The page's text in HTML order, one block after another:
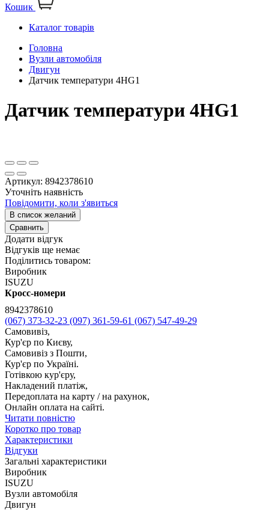
Кошик
Каталог товарів
Головна
Вузли автомобіля
Двигун
Датчик температури 4HG1
Датчик температури 4HG1
Артикул: 8942378610
Уточніть наявність
Повідомити, коли з'явиться
В список желаний
Сравнить
Додати відгук
Відгуків ще немає
Поділитись товаром:
Виробник
ISUZU
Кросс-номери
8942378610
(067) 373-32-23 (097) 361-59-61 (067) 547-49-29
Самовивіз,
Кур'єр по Києву,
Самовивіз з Пошти,
Кур'єр по Україні.
Готівкою кур'єру,
Накладений платіж,
Передоплата на карту / на рахунок,
Онлайн оплата на сайті.
Читати повністю
Коротко про товар
Характеристики
Відгуки
Загальні характеристики
Виробник
ISUZU
Вузли автомобіля
Двигун